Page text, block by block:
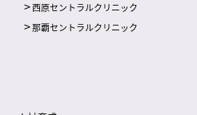
西原セントラルクリニック
那覇セントラルクリニック